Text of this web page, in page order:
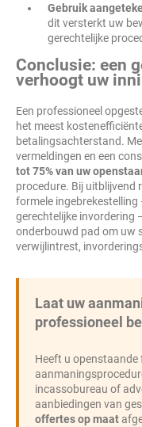
Gebruik
dit versterkt uw
gerechtelijke
Conclusie: een
verhoogt uw
Een professioneel
het meest
betalingsachterstand.
vermeldingen en een
tot 75% van uw
procedure. Bij uitblijvend
formele
gerechtelijke invordering
onderbouwd pad om uw
verwijlintrest,
Laat uw
professioneel
Heeft u
incassobureau of
aanbiedingen van
offertes op maat